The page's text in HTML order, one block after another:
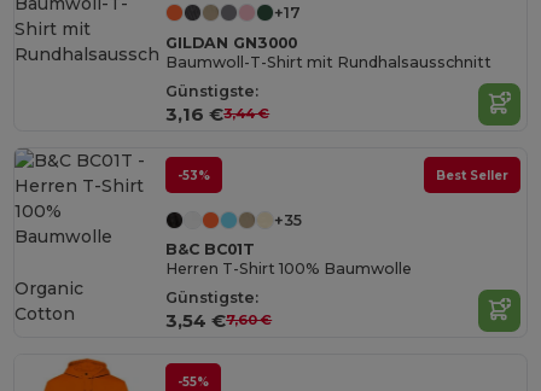
+17
GILDAN GN3000
Baumwoll-T-Shirt mit Rundhalsausschnitt
Günstigste:
3,16 €3,44 €
-53% Best Seller
+35
B&C BC01T
Herren T-Shirt 100% Baumwolle
Günstigste:
3,54 €7,60 €
Organic
Cotton
-55%